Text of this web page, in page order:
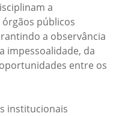
a
públicos
a observância
impessoalidade, da
entre os
institucionais